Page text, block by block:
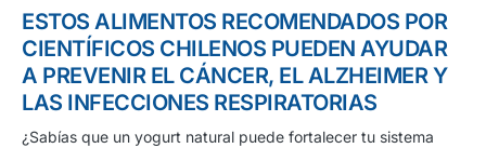
ESTOS ALIMENTOS RECOMENDADOS POR
CIENTÍFICOS CHILENOS PUEDEN AYUDAR
A PREVENIR EL CÁNCER, EL ALZHEIMER Y
LAS INFECCIONES RESPIRATORIAS
¿Sabías que un yogurt natural puede fortalecer tu sistema